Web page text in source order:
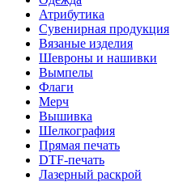
Атрибутика
Сувенирная продукция
Вязаные изделия
Шевроны и нашивки
Вымпелы
Флаги
Мерч
Вышивка
Шелкография
Прямая печать
DTF-печать
Лазерный раскрой